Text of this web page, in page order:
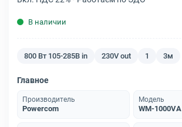
В наличии
800 Вт 105-285В in 230V out 1 3м
Главное
Производитель
Powercom
Модель
WM-1000VA